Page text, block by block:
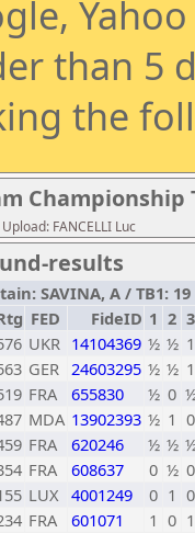
than 5
the
Championship
FANCELLI Luc
results
SAVINA, A / TB1:
FED FideID 1 2 3
UKR 14104369 ½ ½ 1
GER 24603295 ½ ½ 1
FRA 655830 ½ 0
MDA 13902393 ½ 1 0
FRA 620246 ½ ½
FRA 608637 0 ½ 0
LUX 4001249 0 1 0
FRA 601071 1 0 1